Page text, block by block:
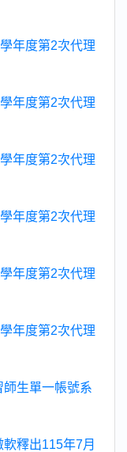
年度第2次代理
年度第2次代理
年度第2次代理
年度第2次代理
年度第2次代理
年度第2次代理
生單一帳號系
軟釋出115年7月